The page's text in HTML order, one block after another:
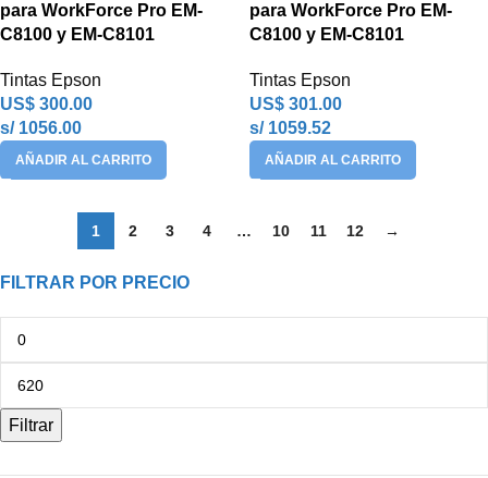
para WorkForce Pro EM-
C8100 y EM-C8101
Tintas Epson
US$ 300.00
s/ 1056.00
AÑADIR AL CARRITO
para WorkForce Pro EM-
C8100 y EM-C8101
Tintas Epson
US$ 301.00
s/ 1059.52
AÑADIR AL CARRITO
1 2 3 4 … 10 11 12 →
FILTRAR POR PRECIO
Filtrar